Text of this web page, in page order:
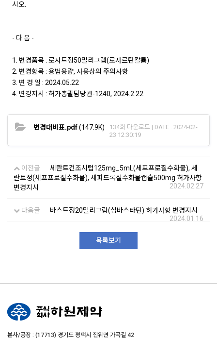
시오.
- 다 음 -
1. 변경품목 : 로사트정50밀리그램(로사르탄칼륨)
2. 변경항목 : 용법용량, 사용상의 주의사항
3. 변 경 일 : 2024.05.22
4. 변경지시 : 허가총괄담당관-1240, 2024.2.22
변경대비표.pdf(147.9K)
134회 다운로드 | DATE : 2024-02-
23 12:30:19
이전글
세란트건조시럽125mg_5mL(세프프로질수화물), 세
란트정(세프프로질수화물), 세파드록실수화물캡슐500mg 허가사항
변경지시
2024.02.27
다음글
바스트정20밀리그람(심바스타틴) 허가사항 변경지시
2024.01.16
목록보기
본사/공장 : (17713) 경기도 평택시 진위면 가곡길 42